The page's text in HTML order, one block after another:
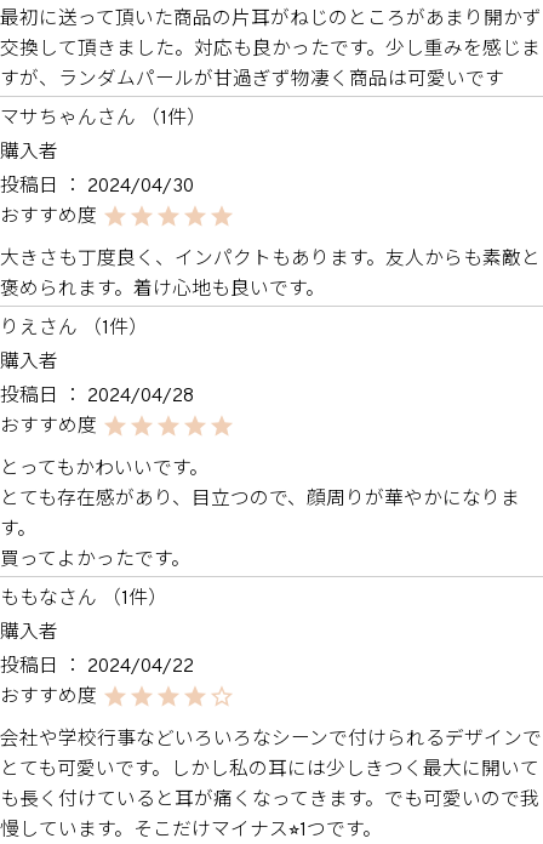
最初に送って頂いた商品の片耳がねじのところがあまり開かず
交換して頂きました。対応も良かったです。少し重みを感じま
マサちゃん
1
購入者
投稿日
2024/04/30
大きさも丁度良く、インパクトもあります。友人からも素敵と
褒められます。着け心地も良いです。
りえ
1
購入者
投稿日
2024/04/28
とってもかわいいです。
とても存在感があり、目立つので、顔周りが華やかになりま
す。
買ってよかったです。
ももな
1
購入者
投稿日
2024/04/22
会社や学校行事などいろいろなシーンで付けられるデザインで
とても可愛いです。しかし私の耳には少しきつく最大に開いて
も長く付けていると耳が痛くなってきます。でも可愛いので我
慢しています。そこだけマイナス⭐︎1つです。